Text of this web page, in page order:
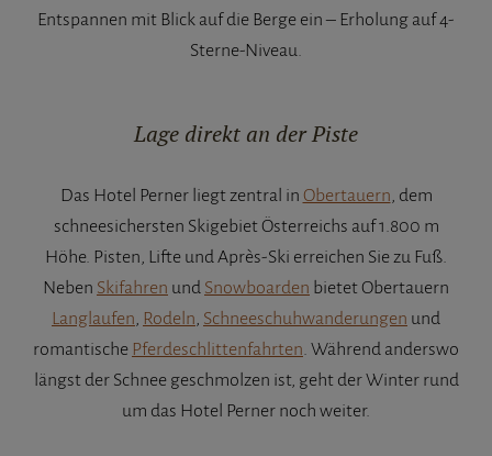
Entspannen mit Blick auf die Berge ein – Erholung auf 4-
Sterne-Niveau.
Lage direkt an der Piste
Das Hotel Perner liegt zentral in Obertauern, dem
schneesichersten Skigebiet Österreichs auf 1.800 m
Höhe. Pisten, Lifte und Après-Ski erreichen Sie zu Fuß.
Neben Skifahren und Snowboarden bietet Obertauern
Langlaufen, Rodeln, Schneeschuhwanderungen und
romantische Pferdeschlittenfahrten. Während anderswo
längst der Schnee geschmolzen ist, geht der Winter rund
um das Hotel Perner noch weiter.